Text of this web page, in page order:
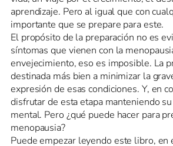
aprendizaje. Pero al igual que con
importante que se prepare para este.
El propósito de la preparación no es
síntomas que vienen con la
envejecimiento, eso es imposible. La
destinada más bien a minimizar la
expresión de esas condiciones. Y, en
disfrutar de esta etapa manteniendo
mental. Pero ¿qué puede hacer para
menopausia?
Puede empezar leyendo este libro, en